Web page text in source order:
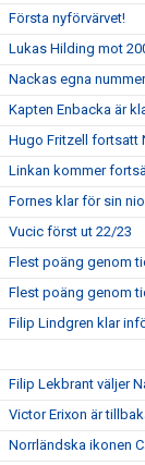
Första nyförvärvet!
Lukas Hilding mot
Nackas egna
Kapten Enbacka är
Hugo Fritzell fortsatt
Linkan kommer
Fornes klar för sin
Vucic först ut 22/23
Flest poäng genom
Flest poäng genom
Filip Lindgren klar
Filip Lekbrant väljer
Victor Erixon är
Norrländska ikonen